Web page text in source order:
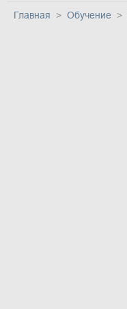
Главная Обучение